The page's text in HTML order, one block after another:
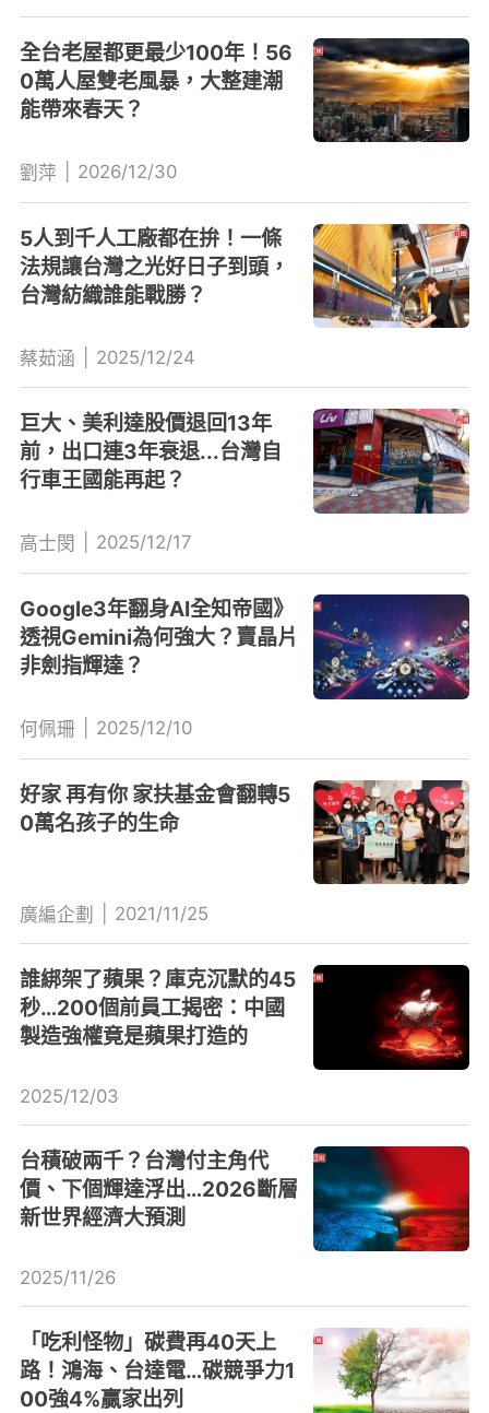
全台老屋都更最少100年！56
0萬人屋雙老風暴，大整建潮
能帶來春天？
劉萍 2026/12/30
5人到千人工廠都在拚！一條
法規讓台灣之光好日子到頭，
台灣紡織誰能戰勝？
蔡茹涵 2025/12/24
巨大、美利達股價退回13年
前，出口連3年衰退...台灣自
行車王國能再起？
高士閔 2025/12/17
Google3年翻身AI全知帝國》
透視Gemini為何強大？賣晶片
非劍指輝達？
何佩珊 2025/12/10
好家 再有你 家扶基金會翻轉5
0萬名孩子的生命
廣編企劃 2021/11/25
誰綁架了蘋果？庫克沉默的45
秒…200個前員工揭密：中國
製造強權竟是蘋果打造的
2025/12/03
台積破兩千？台灣付主角代
價、下個輝達浮出…2026斷層
新世界經濟大預測
2025/11/26
「吃利怪物」碳費再40天上
路！鴻海、台達電…碳競爭力1
00強4%贏家出列